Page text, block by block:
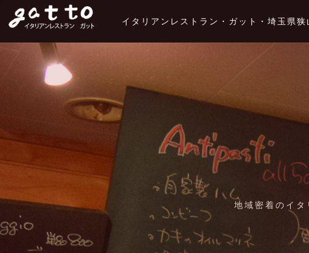
イタリアンレストラン・ガット・埼玉県狭
地域密着のイ